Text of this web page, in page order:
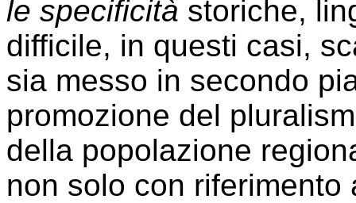
le specificità storiche,
difficile, in questi casi,
sia messo in secondo
promozione del
della popolazione
non solo con riferimento